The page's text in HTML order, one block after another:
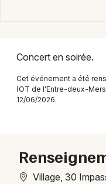
Marchés en
Newsletter des
Magazine à La
Concert en soirée.
Cet événement a été
(OT de l'Entre-deux-
12/06/2026.
Village, 30